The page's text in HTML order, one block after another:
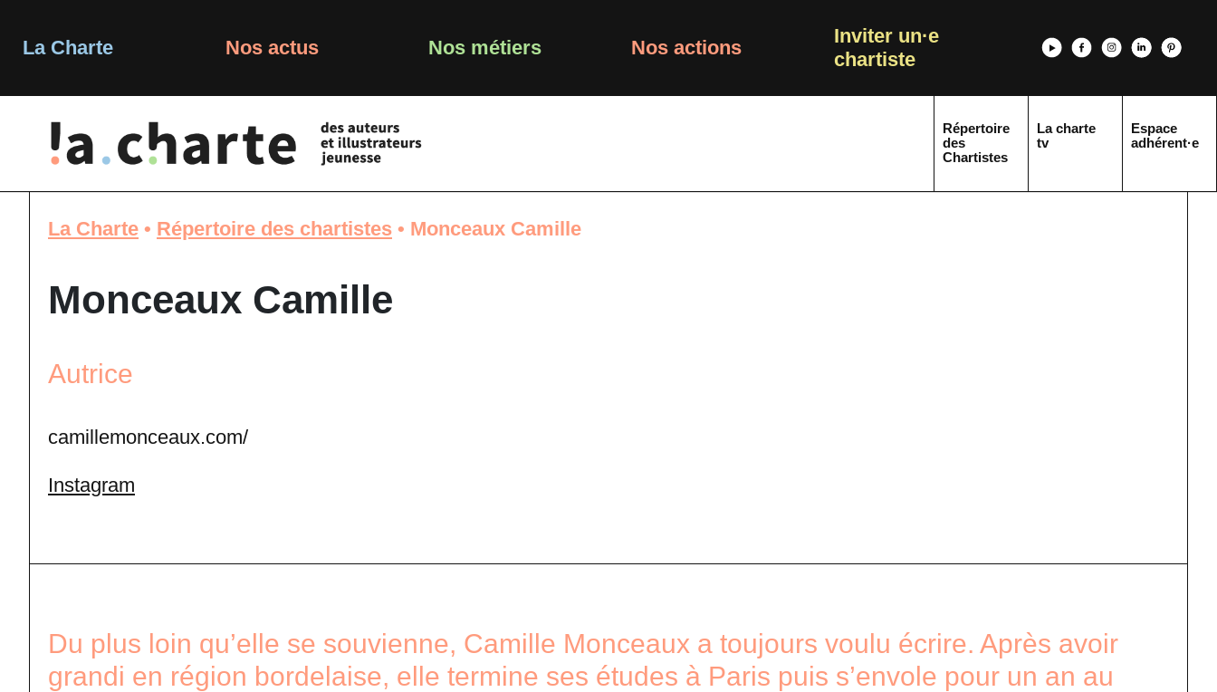
La Charte Nos actus Nos métiers Nos actions
Inviter un·e
chartiste
Répertoire
des
Chartistes
La charte
tv
Espace
adhérent·e
La Charte • Répertoire des chartistes • Monceaux Camille
Monceaux Camille
Autrice
camillemonceaux.com/
Instagram
Du plus loin qu’elle se souvienne, Camille Monceaux a toujours voulu écrire. Après avoir
grandi en région bordelaise, elle termine ses études à Paris puis s’envole pour un an au